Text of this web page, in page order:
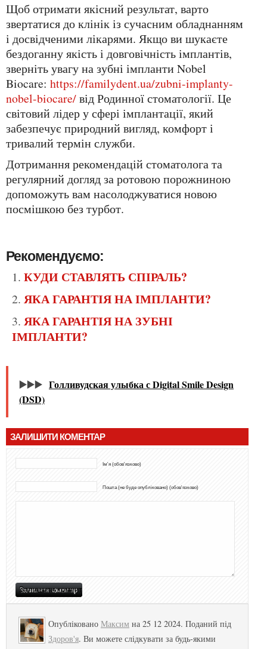
Щоб отримати якісний результат, варто
звертатися до клінік із сучасним обладнанням
і досвідченими лікарями. Якщо ви шукаєте
бездоганну якість і довговічність імплантів,
зверніть увагу на зубні імпланти Nobel
Biocare: https://familydent.ua/zubni-implanty-
nobel-biocare/від Родинної стоматології. Це
світовий лідер у сфері імплантації, який
забезпечує природний вигляд, комфорт і
тривалий термін служби.
Дотримання рекомендацій стоматолога та
регулярний догляд за ротовою порожниною
допоможуть вам насолоджуватися новою
посмішкою без турбот.
Рекомендуємо:
КУДИ СТАВЛЯТЬ СПІРАЛЬ?
ЯКА ГАРАНТІЯ НА ІМПЛАНТИ?
ЯКА ГАРАНТІЯ НА ЗУБНІ
ІМПЛАНТИ?
▶️▶️▶️ Голливудская улыбка с Digital Smile Design
(DSD)
ЗАЛИШИТИ КОМЕНТАР
Ім'я (обов'язково)
Пошта (не буде опубліковано) (обов'язково)
Опубліковано Максим на 25 12 2024. Поданий під
Здоров'я. Ви можете слідкувати за будь-якими